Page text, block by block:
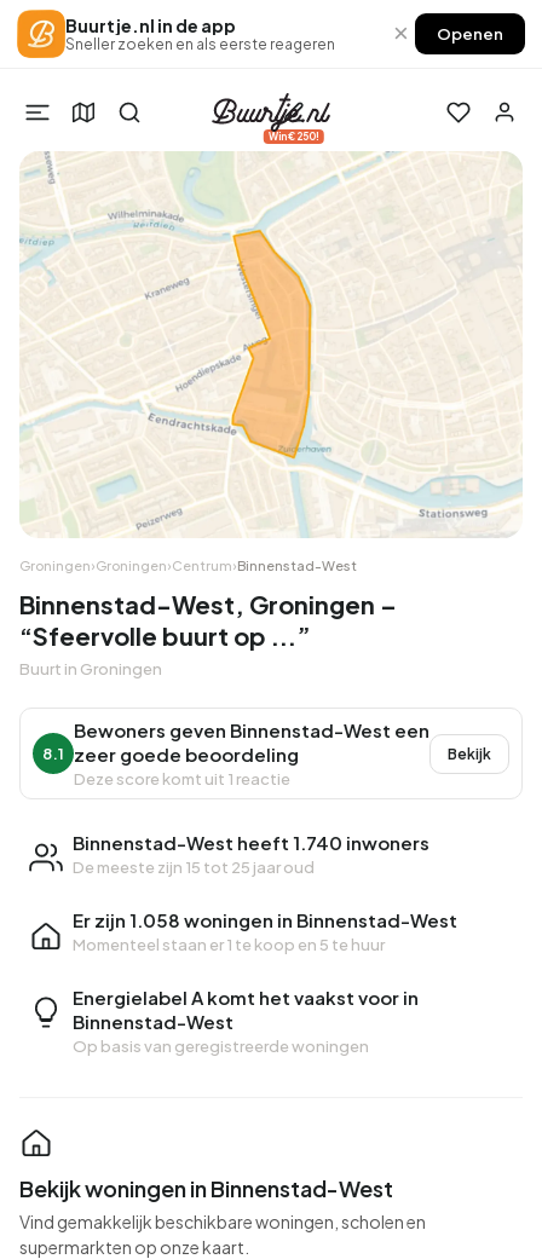
Buurtje.nl in de app
Sneller zoeken en als eerste reageren × Openen
Win €250!
Groningen›Groningen›Centrum›Binnenstad-West
Binnenstad-West, Groningen –
“Sfeervolle buurt op ...”
Buurt in Groningen
8.1
Bewoners geven Binnenstad-West een
zeer goede beoordeling
Deze score komt uit 1 reactie
Bekijk
Binnenstad-West heeft 1.740 inwoners
De meeste zijn 15 tot 25 jaar oud
Er zijn 1.058 woningen in Binnenstad-West
Momenteel staan er1 te koop en 5 te huur
Energielabel A komt het vaakst voor in
Binnenstad-West
Op basis van geregistreerde woningen
Bekijk woningen in Binnenstad-West
Vind gemakkelijk beschikbare woningen, scholen en
supermarkten op onze kaart.